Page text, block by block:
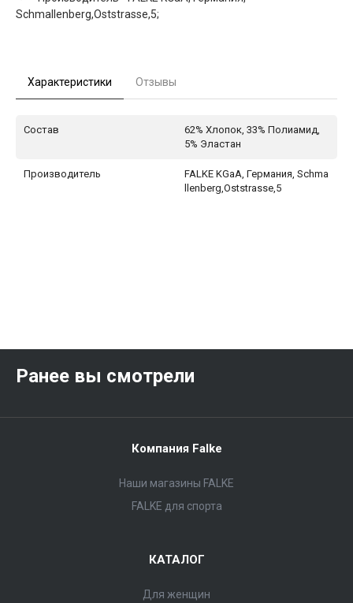
Schmallenberg,Oststrasse,5;
Характеристики Отзывы
Состав
62% Хлопок, 33% Полиамид,
5% Эластан
Производитель
FALKE KGaA, Германия, Schma
llenberg,Oststrasse,5
Ранее вы смотрели
Компания Falke
Наши магазины FALKE
FALKE для спорта
КАТАЛОГ
Для женщин